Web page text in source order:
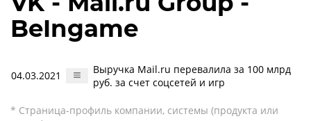
BeIngame
04.03.2021
Выручка Mail.ru перевалила за 100 млрд
руб. за счет соцсетей и игр
* Страница-профиль компании, системы (продукта или